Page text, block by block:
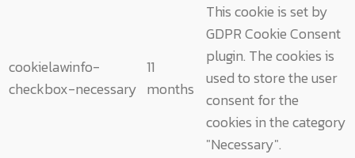
cookielawinfo-
checkbox-necessary
11
months
This cookie is set by
GDPR Cookie Consent
plugin. The cookies is
used to store the user
consent for the
cookies in the category
"Necessary".